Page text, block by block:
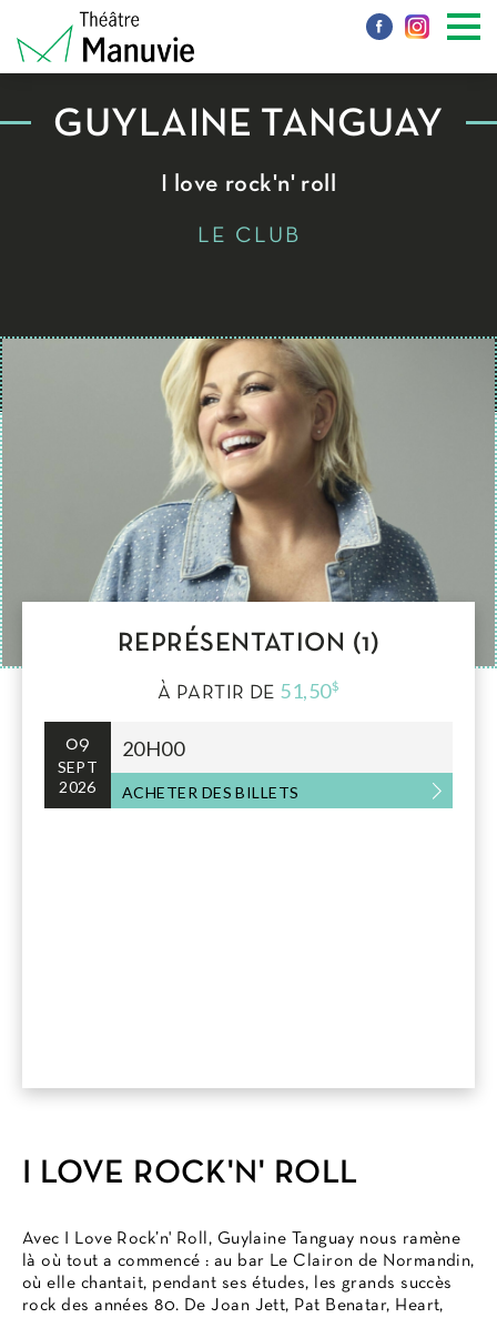
GUYLAINE TANGUAY
I love rock'n' roll
LE CLUB
REPRÉSENTATION (1)
À PARTIR DE 51,50$
09
SEPT
2026
20H00
ACHETER DES BILLETS
I LOVE ROCK'N' ROLL
Avec I Love Rock’n' Roll, Guylaine Tanguay nous ramène
là où tout a commencé : au bar Le Clairon de Normandin,
où elle chantait, pendant ses études, les grands succès
rock des années 80. De Joan Jett, Pat Benatar, Heart,